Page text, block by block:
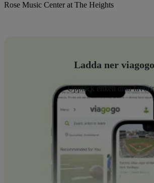
Rose Music Center at The Heights
Ladda ner
Upptäck enkelt dina